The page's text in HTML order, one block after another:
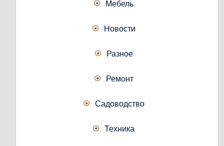
Мебель
Новости
Разное
Ремонт
Садоводство
Техника